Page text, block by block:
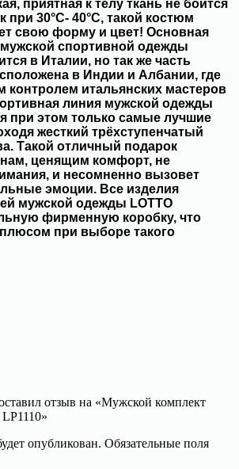
приятная к телу ткань не боится
30°С- 40°С, такой костюм
свою форму и цвет! Основная
мужской спортивной одежды
в Италии, но так же часть
в Индии и Албании, где
контролем итальянских мастеров
линия мужской одежды
при этом только самые лучшие
жесткий трёхступенчатый
Такой отличный подарок
ценящим комфорт, не
и несомненно вызовет
эмоции. Все изделия
мужской одежды LOTTO
фирменную коробку, что
при выборе такого
отзыв на «Мужской комплект
опубликован. Обязательные поля